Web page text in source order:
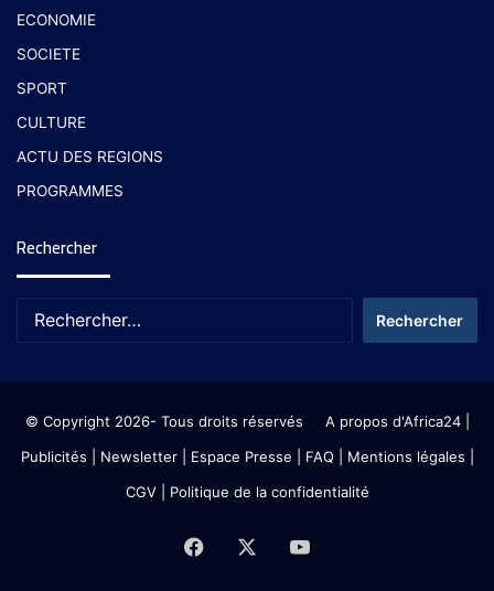
ECONOMIE
SOCIETE
SPORT
CULTURE
ACTU DES REGIONS
PROGRAMMES
Rechercher
© Copyright 2026- Tous droits réservés A propos d'Africa24|
Publicités
Newsletter| Espace Presse | FAQ | Mentions légales
CGV| Politique de la confidentialité